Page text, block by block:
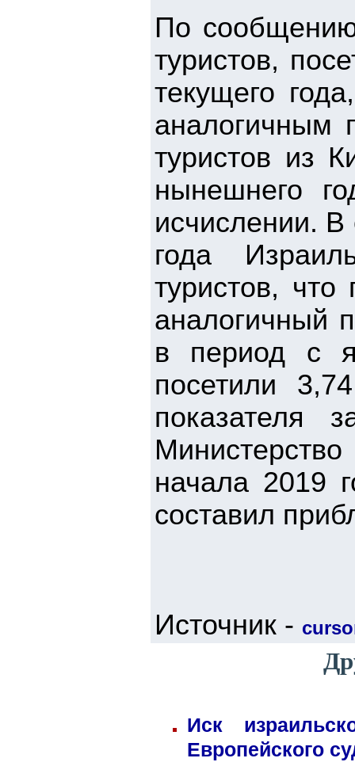
По сообщению
туристов,
текущего
аналогичным
туристов из
нынешнего
исчислении.
года
туристов,
аналогичный
в период с
посетили
показателя
начала 2019
составил
Источник -
Иск
Европейского